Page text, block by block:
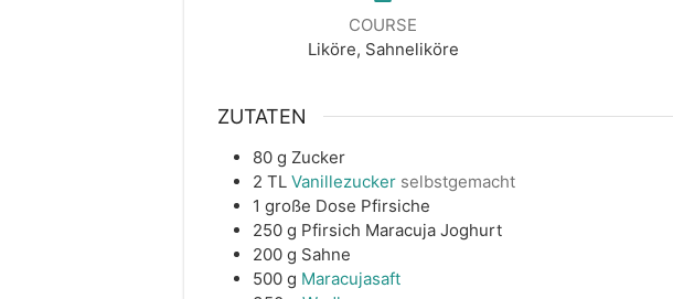
COURSE
Liköre, Sahneliköre
ZUTATEN
80 g Zucker
2 TL Vanillezucker selbstgemacht
1 große Dose Pfirsiche
250 g Pfirsich Maracuja Joghurt
200 g Sahne
500 g Maracujasaft